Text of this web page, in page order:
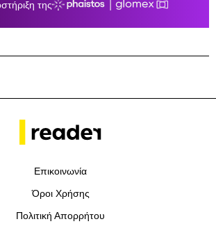
Επικοινωνία
Όροι Χρήσης
Πολιτική Απορρήτου